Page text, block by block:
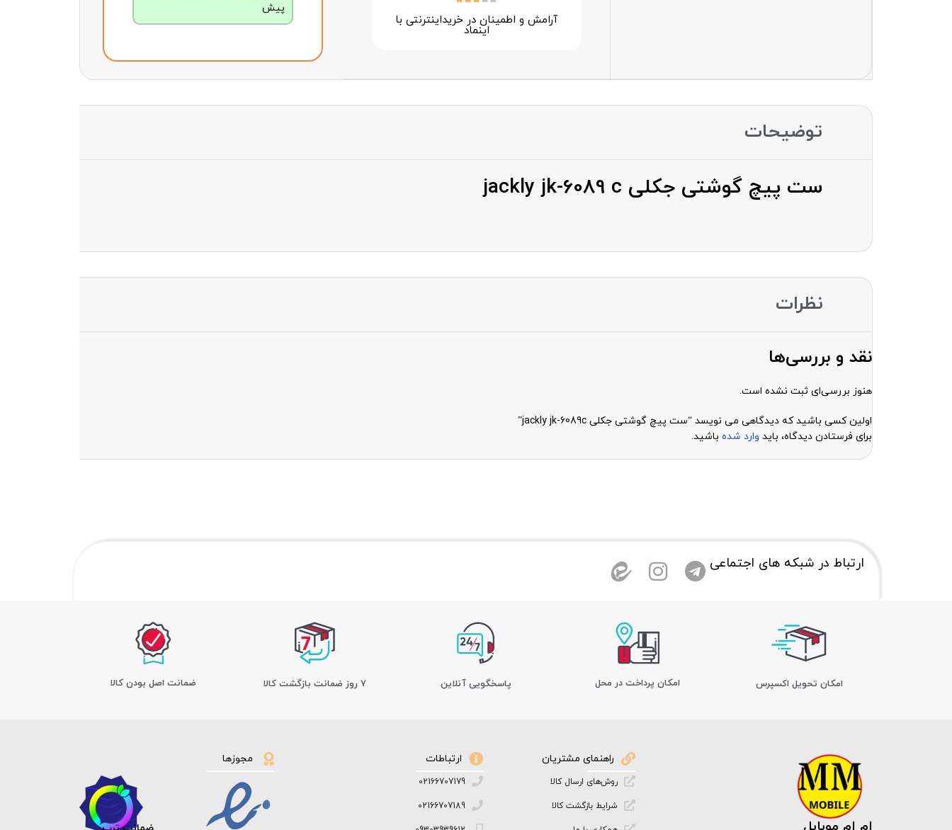
آرامش و اطمینان در خرید‌اینترنتی با
اینماد
پیش
توضیحات
ست پیچ گوشتی جکلی jackly jk-6089 c
نظرات
نقد و بررسی‌ها
هنوز بررسی‌ای ثبت نشده است.
اولین کسی باشید که دیدگاهی می نویسد “ست پیچ گوشتی جکلی jackly jk-6089c”
برای فرستادن دیدگاه، باید وارد شده باشید.
ارتباط در شبکه های اجتماعی
اﻣﮑﺎن ﺗﺤﻮﯾﻞ اﮐﺴﭙﺮس امکان پرداخت در محل پاسخگویی آنلاین 7 روز ضمانت بازگشت کالا ﺿﻤﺎﻧﺖ اﺻﻞ ﺑﻮدن ﮐﺎﻟﺎ
راهنمای مشتریان
روش‌های ارسال کالا
شرایط بازگشت کالا
ارتباطات
02166707179
02166707189
مجوزها